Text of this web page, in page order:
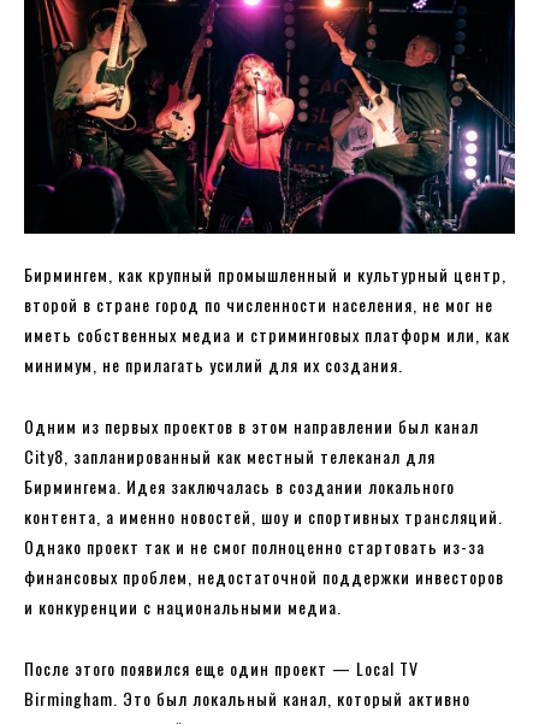
Бирмингем, как крупный промышленный и культурный центр,
второй в стране город по численности населения, не мог не
иметь собственных медиа и стриминговых платформ или, как
минимум, не прилагать усилий для их создания.
Одним из первых проектов в этом направлении был канал
City8, запланированный как местный телеканал для
Бирмингема. Идея заключалась в создании локального
контента, а именно новостей, шоу и спортивных трансляций.
Однако проект так и не смог полноценно стартовать из-за
финансовых проблем, недостаточной поддержки инвесторов
и конкуренции с национальными медиа.
После этого появился еще один проект — Local TV
Birmingham. Это был локальный канал, который активно